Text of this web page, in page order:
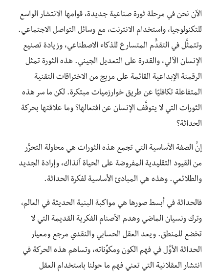
الآن نحن في مرحلة ثورة صناعية جديدة، قوامها الانتشار الواسع
للتكنولوجيا، واستخدام الانترنت، مع وسائل التواصل الاجتماعي.
وتتمثَّل في التقدُّم المتسارع للذكاء الاصطناعي، وزيادة تصنيع
الإنسان الآلي، والقدرة على التعديل الجيني. هذه الثورة تمثل
الرقمنة الإبداعية القائمة على مزيج من الاختراقات التقنية
المتفاعلة تكافليًا عن طريق خوارزميات مبتكرة. لكن ما سر هذه
الثورات التي لا يتوقَّف الإنسان عن افتعالها؟ وما علاقتها بحركة
الحداثة؟
إنَّ الصفة الأساسية التي تجمع هذه الثورات هي محاولة التحرُّر
من القيود التقليدية المفروضة على الحياة آنذاك، وإرادة الجديد
والطلائعي. وهذه هي المبادئ الأساسية لفكرة الحداثة.
فالحداثة في أبسط صورها هي مواكبة البنية الحديثة في العالم،
وترك ونسيان الماضي وهدم الأصنام الفكرية القديمة التي لا
تخضع للمنطق. ويعد العقل الحسابي والنقدي مرجع ومعيار
الحداثة الأوَّل في فهم الكون ومكوِّناته، وتساهم هذه الحركة في
انتشار العقلانية التي تعني فهم ما حولنا باستخدام العقل